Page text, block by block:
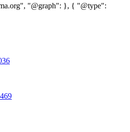
"@graph": }, { "@type":
469